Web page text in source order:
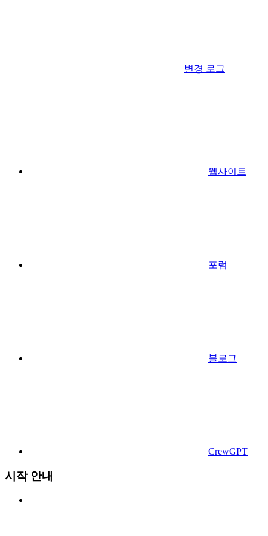
변경 로그
웹사이트
포럼
블로그
CrewGPT
시작 안내